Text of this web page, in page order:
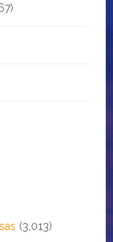
(3,013)